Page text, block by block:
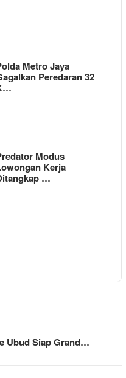
Metro Jaya
Peredaran 32
Modus
Kerja
…
Ubud Siap Grand…